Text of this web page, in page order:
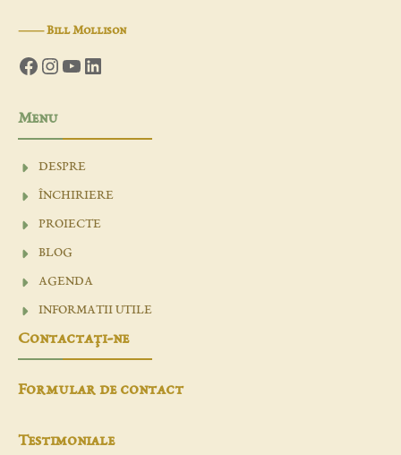
―Bill Mollison
Facebook
Instagram
YouTube
LinkedIn
Menu
DESPRE
ÎNCHIRIERE
PROIECTE
BLOG
AGENDA
INFORMATII UTILE
Contactaţi-ne
Formular de contact
Testimoniale